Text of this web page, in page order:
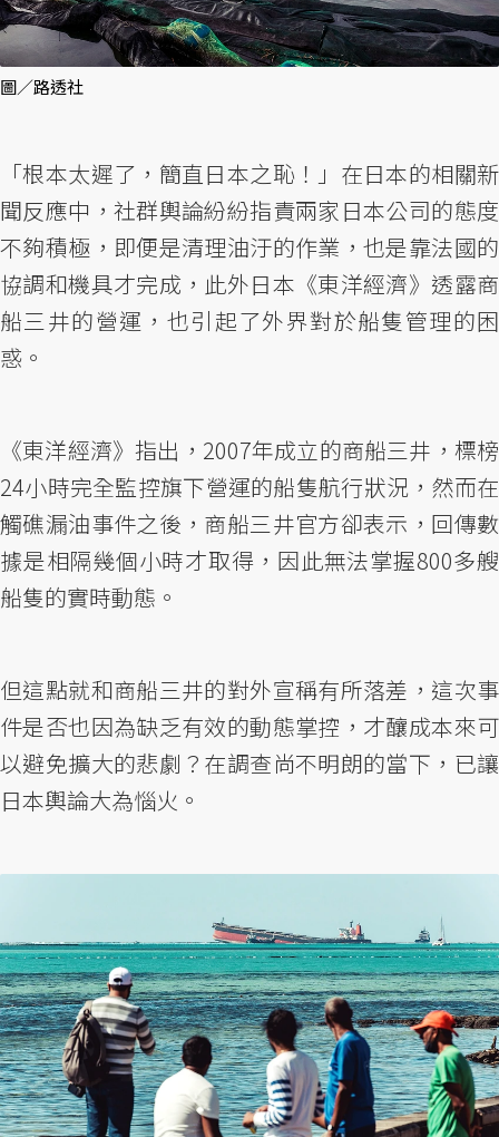
圖／路透社
「根本太遲了，簡直日本之恥！」在日本的相關新
聞反應中，社群輿論紛紛指責兩家日本公司的態度
不夠積極，即便是清理油汙的作業，也是靠法國的
協調和機具才完成，此外日本《東洋經濟》透露商
船三井的營運，也引起了外界對於船隻管理的困
惑。
《東洋經濟》指出，2007年成立的商船三井，標榜
24小時完全監控旗下營運的船隻航行狀況，然而在
觸礁漏油事件之後，商船三井官方卻表示，回傳數
據是相隔幾個小時才取得，因此無法掌握800多艘
船隻的實時動態。
但這點就和商船三井的對外宣稱有所落差，這次事
件是否也因為缺乏有效的動態掌控，才釀成本來可
以避免擴大的悲劇？在調查尚不明朗的當下，已讓
日本輿論大為惱火。